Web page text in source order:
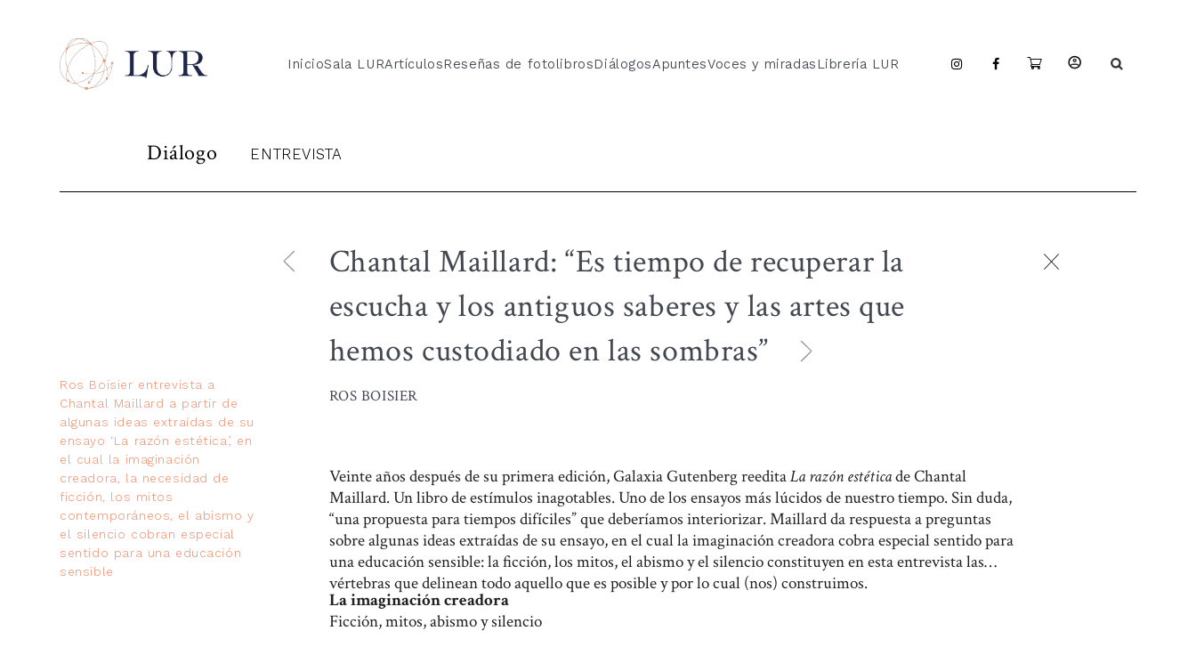
InicioSala LURArtículosReseñas de fotolibrosDiálogosApuntesVoces y miradasLibrería LUR
Diálogo ENTREVISTA
Ros Boisier entrevista a
Chantal Maillard a partir de
algunas ideas extraídas de su
ensayo ‘La razón estética’, en
el cual la imaginación
creadora, la necesidad de
ficción, los mitos
contemporáneos, el abismo y
el silencio cobran especial
sentido para una educación
sensible
Chantal Maillard: “Es tiempo de recuperar la
escucha y los antiguos saberes y las artes que
hemos custodiado en las sombras”
ROS BOISIER
Veinte años después de su primera edición, Galaxia Gutenberg reeditaLa razón estéticade Chantal
Maillard. Un libro de estímulos inagotables. Uno de los ensayos más lúcidos de nuestro tiempo. Sin duda,
“una propuesta para tiempos difíciles” que deberíamos interiorizar. Maillard da respuesta a preguntas
sobre algunas ideas extraídas de su ensayo, en el cual la imaginación creadora cobra especial sentido para
una educación sensible: la ficción, los mitos, el abismo y el silencio constituyen en esta entrevista las
vértebras que delinean todo aquello que es posible y por lo cual (nos) construimos.
La imaginación creadora
Ficción, mitos, abismo y silencio